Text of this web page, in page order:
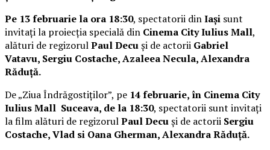
Pe 13 februarie la ora 18:30, spectatorii dinIași sunt
invitați la proiecția specială din Cinema City Iulius Mall,
alături de regizorulPaul Decuși de actorii Gabriel
Vatavu, Sergiu Costache, Azaleea Necula, Alexandra
Răduță.
De „Ziua Îndrăgostiților”, pe 14 februarie, în Cinema City
Iulius Mall Suceava, de la 18:30, spectatorii sunt invitați
la film alături de regizorulPaul Decuși de actorii Sergiu
Costache, Vlad si Oana Gherman, Alexandra Răduță.